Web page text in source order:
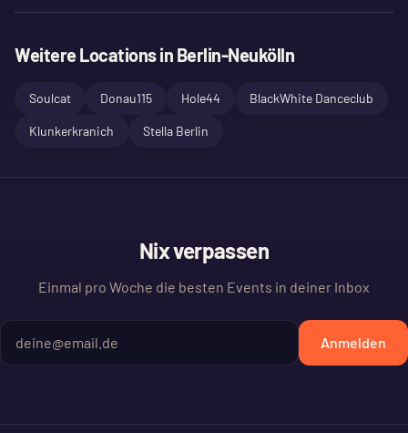
Weitere Locations in Berlin-Neukölln
Soulcat Donau115 Hole44 BlackWhite Danceclub
Klunkerkranich Stella Berlin
Nix verpassen
Einmal pro Woche die besten Events in deiner Inbox
Anmelden